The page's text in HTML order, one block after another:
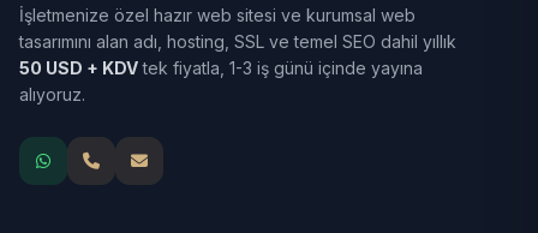
İşletmenize özel hazır web sitesi ve kurumsal web
tasarımını alan adı, hosting, SSL ve temel SEO dahil yıllık
50 USD + KDVtek fiyatla, 1-3 iş günü içinde yayına
alıyoruz.